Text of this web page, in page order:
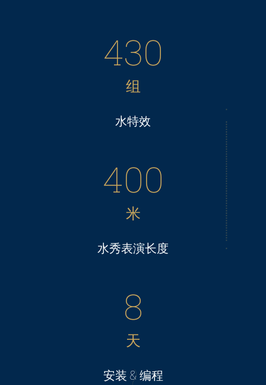
430
组
水特效
400
米
水秀表演长度
8
天
安装 & 编程